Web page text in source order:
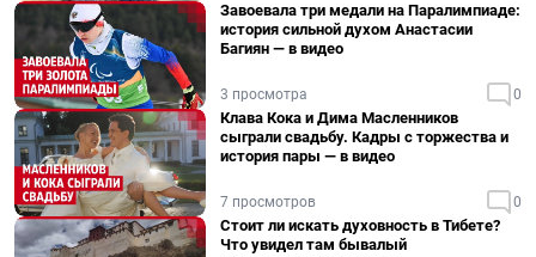
Завоевала три медали на Паралимпиаде:
история сильной духом Анастасии
Багиян — в видео
3 просмотра 0
Клава Кока и Дима Масленников
сыграли свадьбу. Кадры с торжества и
история пары — в видео
7 просмотров 0
Стоит ли искать духовность в Тибете?
Что увидел там бывалый